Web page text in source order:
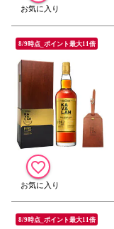
8/9時点_ポイント最大11倍
8/9時点_ポイント最大11倍